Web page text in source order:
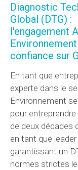
Diagnostic
Global (DTG) :
l'engagement
confiance sur
En tant que
experte dans le
Environnement
pour
de deux décades
en tant que
garantissant un
normes strictes